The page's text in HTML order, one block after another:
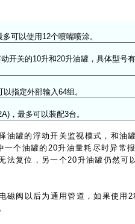
可以使用12个喷嘴喷涂。
开关的10升和20升油罐，具体型号
指定外部输入64组。
，最多可以装配3台。
油罐的浮动开关监视模式，和油
个油罐的20升油量耗尽时异常
法复位，另一个20升油罐仍然可
磁阀以后为通用管道，如果使